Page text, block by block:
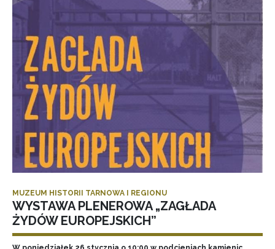
MUZEUM HISTORII TARNOWA I REGIONU
WYSTAWA PLENEROWA „ZAGŁADA
ŻYDÓW EUROPEJSKICH”